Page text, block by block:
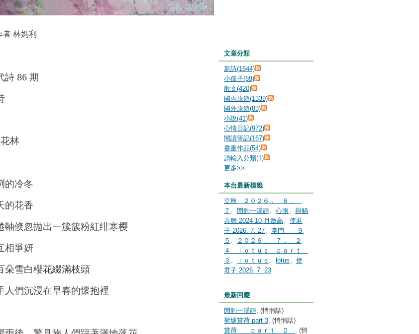
林媽利
詩 86 期
林
的冷冬
的花香
軸倏忽拋出一簇簇粉紅绯寒樱
相爭妍
朵雪白櫻花綴滿枝頭
人們沉浸在早春的懷抱裡
文章分類
新詩(1644)
小孫子(89)
散文(420)
國內旅遊(1339)
國外旅遊(83)
小說(41)
心情日記(972)
閱讀筆記(167)
書畫作品(54)
請輸入分類(1)
更多>>
本台最新標籤
立秋 ２０２６． ８．
７ 、 閒釣一溪靜、 心雨、 與貓
共舞 2024 10 月邀高、 使君
子 2026. 7. 27、 掌門 ９
５ 、
２０２６． ７． ２
４ ｌｏｔｕｓ ｐａｒｔ
３ 、 ｌｏｔｕｓ 、 lotus、 使
君子 2026. 7. 23
最新回應
閒釣一溪靜, (悄悄話)
荷塘賞荷 part 3, (悄悄話)
賞荷 ｐａｒｔ ２ , (悄